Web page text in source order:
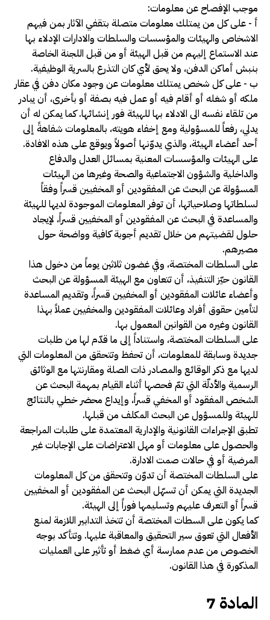
موجب الإفصاح عن معلومات:
أ -­ على كل من يمتلك معلومات متصلة بتقفي الآثار بمن فيهم
الاشخاص والهيئات والمؤسسات والسلطات والادارات الإدلاء بها
عند الاستماع إليهم من قبل الهيئة أو من قبل اللجنة الخاصة
بنبش أماكن الدفن، ولا يحق لأي كان التذرع بالسرية الوظيفية.
ب -­ على كل شخص يمتلك معلومات عن وجود مكان دفن في عقار
ملكه أو شغله أو أقام فيه أو عمل فيه بصفة أو بأخرى، أن يبادر
من تلقاء نفسه الى الادلاء بها للهيئة فور إنشائها. كما يمكن له أن
يدلي، رفعاً للمسؤولية ومع إخفاء هويته، بالمعلومات شفاهةً إلى
أحد أعضاء الهيئة، والذي يدوّنها أصولاً ويوقع على هذه الافادة.
على الهيئات والمؤسسات المعنية بمسائل العدل والدفاع
والداخلية والشؤون الاجتماعية والصحة وغيرها من الهيئات
المسؤولة عن البحث عن المفقودين أو المخفيين قسراً وفقاً
لسلطاتها وصلاحياتها، أن توفر المعلومات الموجودة لديها للهيئة
والمساعدة في البحث عن المفقودين أو المخفيين قسراً، لإيجاد
حلول لقضيتهم من خلال تقديم أجوبة كافية وواضحة حول
مصيرهم.
على السلطات المختصة، وفي غضون ثلاثين يوماً من دخول هذا
القانون حيّز التنفيذ، أن تتعاون مع الهيئة المسؤولة عن البحث
وأعضاء عائلات المفقودين أو المخفيين قسراً، وتقديم المساعدة
لتأمين حقوق أفراد وعائلات المفقودين والمخفيين عملاً بهذا
القانون وغيره من القوانين المعمول بها.
على السلطات المختصة، واستناداً إلى ما قدّم لها من طلبات
جديدة وسابقة للمعلومات، أن تحفظ وتتحقق من المعلومات التي
لديها مع ذكر الوقائع والمصادر ذات الصلة ومقارنتها مع الوثائق
الرسمية والأدلّة التي تمّ فحصها أثناء القيام بمهمة البحث عن
الشخص المفقود أو المخفي قسراً، وإيداع محضر خطي بالنتائج
للهيئة وللمسؤول عن البحث المكلف من قبلها.
تطبق الإجراءات القانونية والإدارية المعتمدة على طلبات المراجعة
والحصول على معلومات أو مهل الاعتراضات على الإجابات غير
المرضية أو في حالات صمت الادارة.
على السلطات المختصة أن تدوّن وتتحقق من كل المعلومات
الجديدة التي يمكن أن تسهّل البحث عن المفقودين أو المخفيين
قسراً أو التعرف عليهم وتسليمها فوراً إلى الهيئة.
كما يكون على السطات المختصة أن تتخذ التدابير اللازمة لمنع
الأفعال التي تعوق سير التحقيق والمعاقبة عليها. وتتأكد بوجه
الخصوص من عدم ممارسة أي ضغط أو تأثير على العمليات
المذكورة في هذا القانون.
المادة 7